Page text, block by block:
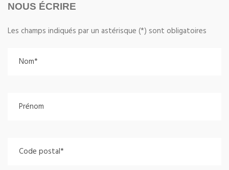
NOUS ÉCRIRE
Les champs indiqués par un astérisque (*) sont obligatoires